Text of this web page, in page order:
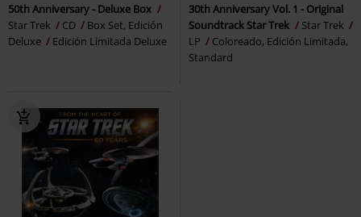
50th Anniversary - Deluxe Box
Star Trek
CD
Box Set, Edición
Deluxe
Edición Limitada Deluxe
30th Anniversary Vol. 1 - Original
Soundtrack Star Trek
Star Trek
LP
Coloreado, Edición Limitada,
Standard